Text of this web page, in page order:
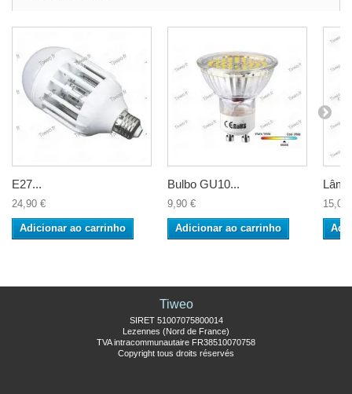
E27...
24,90 €
Adicionar ao carrinho
Bulbo GU10...
9,90 €
Adicionar ao carrinho
15,00
Tiweo
SIRET 51007075800014
Lezennes (Nord de France)
TVA intracommunautaire FR38510070758
Copyright tous droits réservés